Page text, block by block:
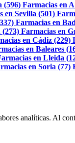
(596) Farmacias en
en Sevilla (501)
Farmacias en
(273) Farmacias en
en Cádiz (229)
en Baleares
en Lleida
en Soria (77)
analíticas. Al